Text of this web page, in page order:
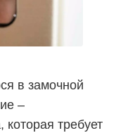
в замочной
–
требует